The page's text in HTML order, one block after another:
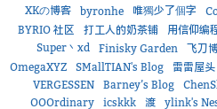
XKの博客
byronhe 唯獨少了個字
BYRIO 社区
打工人的奶茶铺 用信仰编
Super丶xd
Finisky Garden 飞刀
OmegaXYZ
SMallTIAN's Blog 雷雷屋头
VERGESSEN
Barney’s Blog
OOOrdinary
icskkk 渡 ylink's